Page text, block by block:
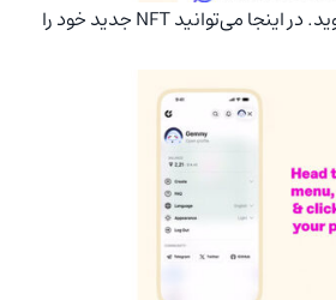
به بخش پروفایل خود بروید. در اینجا می‌توانید NFT جدید خود را